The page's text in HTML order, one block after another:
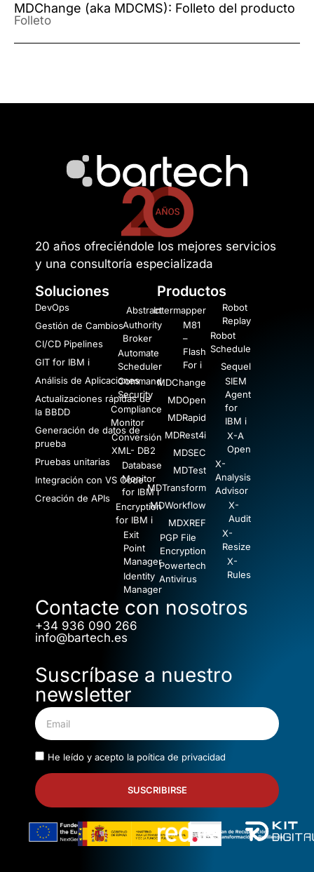
MDChange (aka MDCMS): Folleto del producto
Folleto
20 años ofreciéndole los mejores servicios
y una consultoría especializada
Soluciones
DevOps
Gestión de Cambios
CI/CD Pipelines
GIT for IBM i
Análisis de Aplicaciones
Actualizaciones rápidas de
la BBDD
Generación de datos de
prueba
Pruebas unitarias
Integración con VS Code
Creación de APIs
Productos
Abstract
Authority
Broker
Automate
Scheduler
Command
Security
Compliance
Monitor
Conversión
XML- DB2
Database
Monitor
for IBM i
Encryption
for IBM i
Exit
Point
Manager
Identity
Manager
Intermapper
M81
–
Flash
For i
MDChange
MDOpen
MDRapid
MDRest4i
MDSEC
MDTest
MDTransform
MDWorkflow
MDXREF
PGP File
Encryption
Powertech
Antivirus
Robot
Replay
Robot
Schedule
Sequel
SIEM
Agent
for
IBM i
X-A
Open
X-
Analysis
Advisor
X-
Audit
X-
Resize
X-
Rules
Contacte con nosotros
+34 936 090 266
info@bartech.es
Suscríbase a nuestro
newsletter
He leído y acepto la poítica de privacidad
SUSCRIBIRSE